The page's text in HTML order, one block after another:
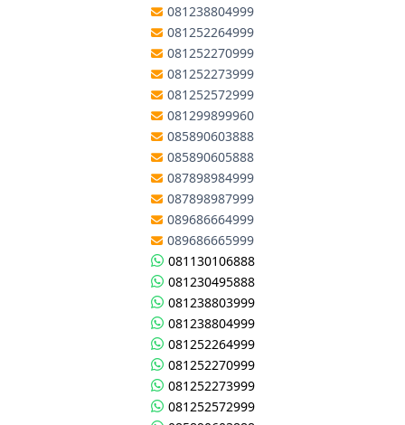
081238804999
081252264999
081252270999
081252273999
081252572999
081299899960
085890603888
085890605888
087898984999
087898987999
089686664999
089686665999
081130106888
081230495888
081238803999
081238804999
081252264999
081252270999
081252273999
081252572999